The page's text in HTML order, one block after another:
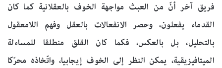
فريق آخر أنّ من العبث مواجهة الخوف بالعقلانية كما كان
القدماء يفعلون، وحصر الانفعالات بالعقل وفهم اللامعقول
بالتحليل، بل بالعكس، فكما كان القلق منطلقا للمساءلة
الميتافيزيقية، يمكن النظر إلى الخوف إيجابيا، واتّخاذه محرّكا